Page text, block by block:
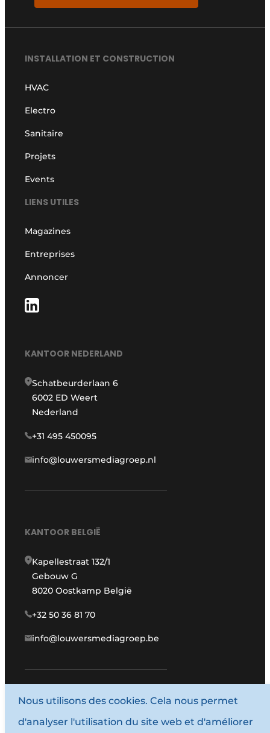
INSTALLATION ET CONSTRUCTION
HVAC
Electro
Sanitaire
Projets
Events
LIENS UTILES
Magazines
Entreprises
Annoncer
KANTOOR NEDERLAND
Schatbeurderlaan 6
6002 ED Weert
Nederland
+31 495 450095
info@louwersmediagroep.nl
KANTOOR BELGIË
Kapellestraat 132/1
Gebouw G
8020 Oostkamp België
+32 50 36 81 70
info@louwersmediagroep.be
www.louwersmediagroep.com
© 1987 - 2026 Louwersmediagroep.
Nous utilisons des cookies. Cela nous permet
d'analyser l'utilisation du site web et d'améliorer